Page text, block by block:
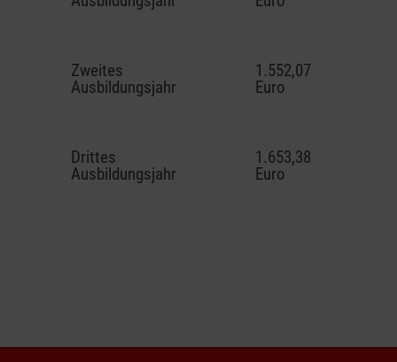
Zweites
Ausbildungsjahr
1.552,07
Euro
Drittes
Ausbildungsjahr
1.653,38
Euro